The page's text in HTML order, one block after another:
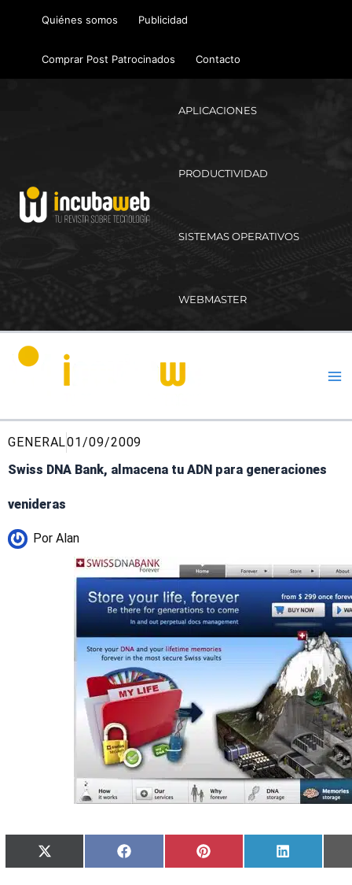
Quiénes somos Publicidad
Comprar Post Patrocinados Contacto
APLICACIONES
PRODUCTIVIDAD
SISTEMAS OPERATIVOS
WEBMASTER
GENERAL01/09/2009
Swiss DNA Bank, almacena tu ADN para generaciones
venideras
Por Alan
Compartir
en
X
(Twitter)
Compartir
en
Facebook
Compartir
en
Pinterest
Compartir
en
LinkedIn